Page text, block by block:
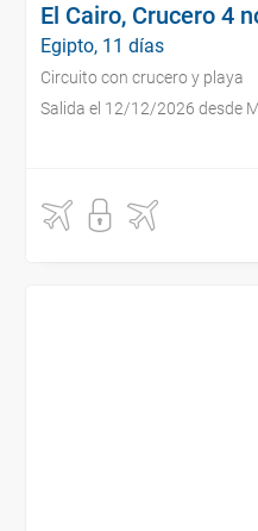
El Cairo, Crucero 4
Egipto, 11 días
Circuito con crucero y playa
Salida el 12/12/2026 desde